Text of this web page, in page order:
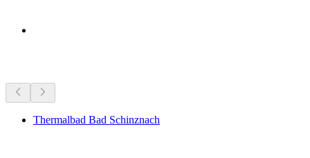
Thermalbad Bad Schinznach